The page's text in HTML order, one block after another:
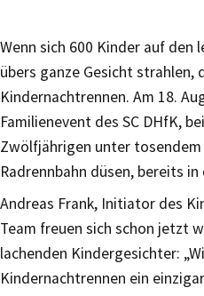
Wenn sich 600 Kinder auf
übers ganze Gesicht
Kindernachtrennen. Am 18.
Familienevent des SC DHfK,
Zwölfjährigen unter
Radrennbahn düsen, bereits in
Andreas Frank, Initiator des
Team freuen sich schon jetzt
lachenden Kindergesichter:
Kindernachtrennen ein